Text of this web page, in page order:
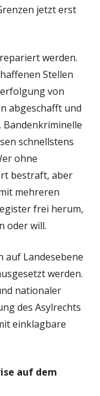
jetzt erst
werden.
Stellen
von
abgeschafft und
Bandenkriminelle
schnellstens
ohne
bestraft, aber
mehreren
frei herum,
oder will.
auf Landesebene
werden.
nationaler
des Asylrechts
einklagbare
auf dem